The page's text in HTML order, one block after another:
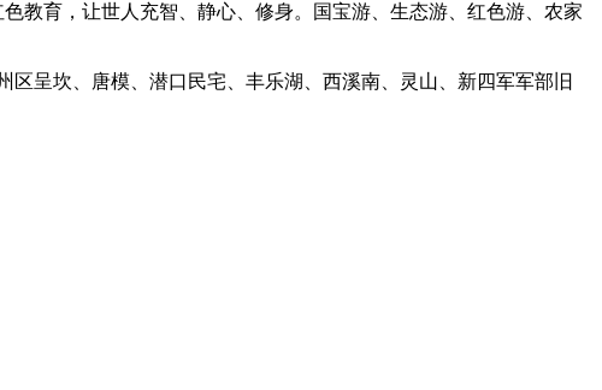
教育，让世人充智、静心、修身。国宝游、生态游、红色游、农家
呈坎、唐模、潜口民宅、丰乐湖、西溪南、灵山、新四军军部旧